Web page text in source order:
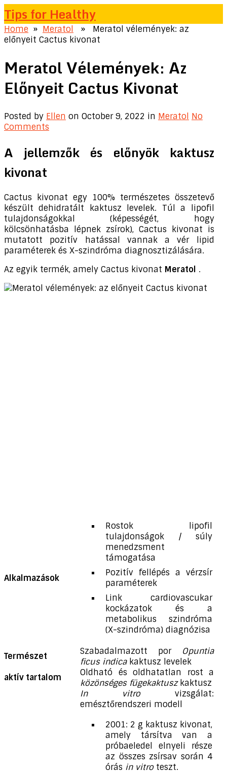
Tips for Healthy
Home » Meratol
» Meratol vélemények: az
előnyeit Cactus kivonat
Meratol Vélemények: Az
Előnyeit Cactus Kivonat
Posted by Ellen on October 9, 2022 in Meratol No
Comments
A jellemzők és előnyök kaktusz
kivonat
Cactus kivonat egy 100% természetes összetevő
készült dehidratált kaktusz levelek. Túl a lipofil
tulajdonságokkal (képességét, hogy
kölcsönhatásba lépnek zsírok), Cactus kivonat is
mutatott pozitív hatással vannak a vér lipid
paraméterek és X-szindróma diagnosztizálására.
Az egyik termék, amely Cactus kivonat Meratol .
Alkalmazások
Rostok lipofil
tulajdonságok / súly
menedzsment
támogatása
Pozitív fellépés a vérzsír
paraméterek
Link cardiovascukar
kockázatok és a
metabolikus szindróma
(X-szindróma) diagnózisa
Természet Szabadalmazott por Opuntia
ficus indicakaktusz levelek
aktív tartalom
Oldható és oldhatatlan rost a
közönséges fügekaktuszkaktusz
In vitrovizsgálat:
emésztőrendszeri modell
2001: 2 g kaktusz kivonat,
amely társítva van a
próbaeledel elnyeli része
az összes zsírsav során 4
órás in vitroteszt.